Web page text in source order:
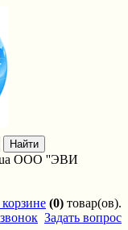
ООО ''ЭВИ
корзине (0) товар(ов).
Задать вопрос